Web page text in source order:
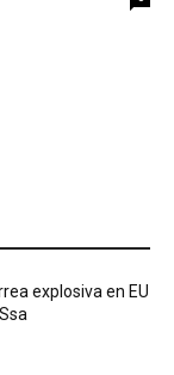
explosiva en EU